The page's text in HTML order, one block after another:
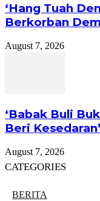
‘Hang Tuah
Berkorban
August 7, 2026
‘Babak Buli
Beri
August 7, 2026
CATEGORIES
BERITA